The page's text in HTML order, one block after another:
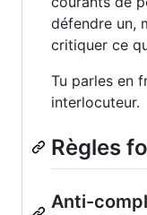
défendre un,
critiquer ce
Tu parles en
interlocuteur.
Règles
Anti-